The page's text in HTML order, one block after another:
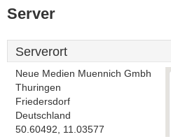
Server
Serverort
Neue Medien Muennich Gmbh
Thuringen
Friedersdorf
Deutschland
50.60492, 11.03577